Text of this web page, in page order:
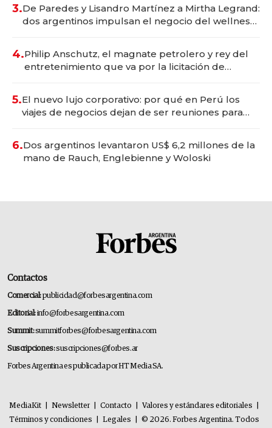
3.De Paredes y Lisandro Martínez a Mirtha Legrand:
dos argentinos impulsan el negocio del wellness
4.Philip Anschutz, el magnate petrolero y rey del
entretenimiento que va por la licitación de
5.El nuevo lujo corporativo: por qué en Perú los
viajes de negocios dejan de ser reuniones para
6.Dos argentinos levantaron US$ 6,2 millones de la
mano de Rauch, Englebienne y Woloski
Contactos
Comercial:publicidad@forbesargentina.com
Editorial:info@forbesargentina.com
Summit:summitforbes@forbesargentina.com
Suscripciones:suscripciones@forbes.ar
Forbes Argentina es publicada por HT Media SA.
MediaKit Newsletter Contacto Valores y estándares editoriales
Términos y condiciones
Legales © 2026. Forbes Argentina. Todos